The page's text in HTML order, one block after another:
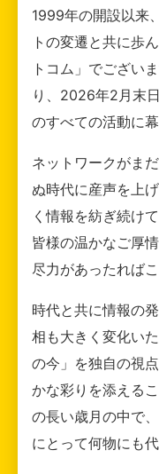
1999年の開設以来
トの変遷と共に歩
トコム」でござい
り、2026年2月末
のすべての活動に
ネットワークがま
ぬ時代に産声を上
く情報を紡ぎ続け
皆様の温かなご厚
尽力があったれば
時代と共に情報の
相も大きく変化い
の今」を独自の視
かな彩りを添える
の長い歳月の中で
にとって何物にも